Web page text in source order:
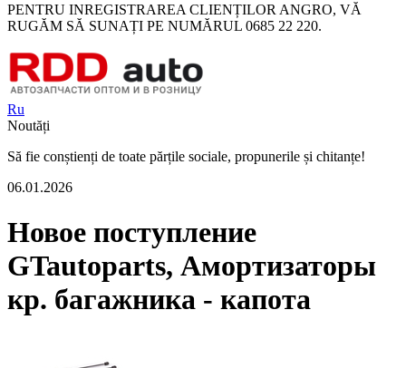
PENTRU INREGISTRAREA CLIENȚILOR ANGRO, VĂ
RUGĂM SĂ SUNAȚI PE NUMĂRUL 0685 22 220.
Ru
Noutăți
Să fie conștienți de toate părțile sociale, propunerile și chitanțe!
06.01.2026
Новое поступление
GTautoparts, Амортизаторы
кр. багажника - капота